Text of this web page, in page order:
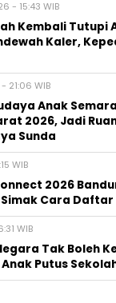
- 15:43 WIB
Kembali Tutupi
Kaler,
21:06 WIB
Anak
2026, Jadi
Sunda
WIB
2026
Cara Daftar
WIB
Tak Boleh
Putus